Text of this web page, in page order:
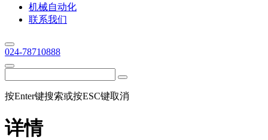
机械自动化
联系我们
024-78710888
按Enter键搜索或按ESC键取消
详情